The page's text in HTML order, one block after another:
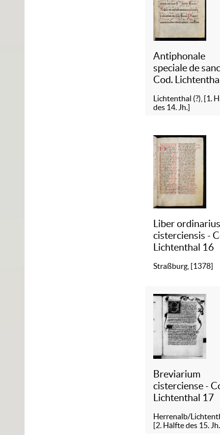
Antiphonale
speciale de
Cod.
Lichtenthal (?), [1.
des 14. Jh.]
Liber
cisterciensis -
Lichtenthal 16
Straßburg, [1378]
Breviarium
cisterciense -
Lichtenthal 17
Herrenalb/
[2. Hälfte des 15.